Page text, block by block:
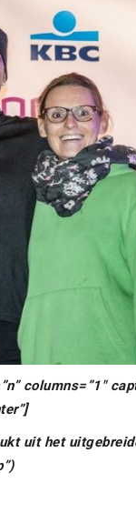
columns=”1″
uit het